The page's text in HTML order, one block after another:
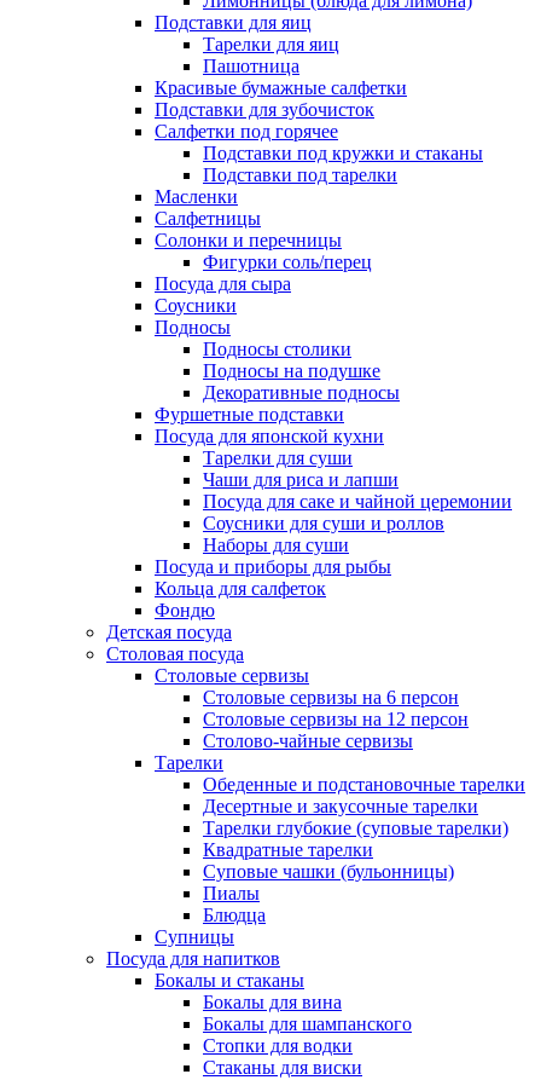
Подставки для яиц
Тарелки для яиц
Пашотница
Красивые бумажные салфетки
Подставки для зубочисток
Салфетки под горячее
Подставки под кружки и стаканы
Подставки под тарелки
Масленки
Салфетницы
Солонки и перечницы
Фигурки соль/перец
Посуда для сыра
Соусники
Подносы
Подносы столики
Подносы на подушке
Декоративные подносы
Фуршетные подставки
Посуда для японской кухни
Тарелки для суши
Чаши для риса и лапши
Посуда для саке и чайной церемонии
Соусники для суши и роллов
Наборы для суши
Посуда и приборы для рыбы
Кольца для салфеток
Фондю
Детская посуда
Столовая посуда
Столовые сервизы
Столовые сервизы на 6 персон
Столовые сервизы на 12 персон
Столово-чайные сервизы
Тарелки
Обеденные и подстановочные тарелки
Десертные и закусочные тарелки
Тарелки глубокие (суповые тарелки)
Квадратные тарелки
Суповые чашки (бульонницы)
Пиалы
Блюдца
Супницы
Посуда для напитков
Бокалы и стаканы
Бокалы для вина
Бокалы для шампанского
Стопки для водки
Стаканы для виски